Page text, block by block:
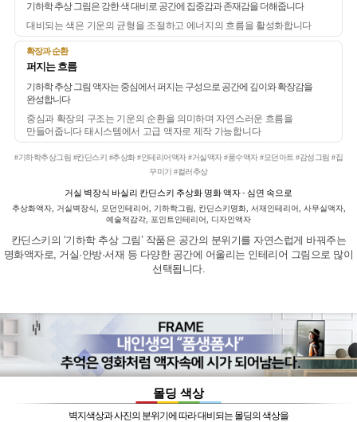
기하학 추상 그림은 강한 색 대비로 공간에 집중감과 존재감을 더해줍니다
대비되는 색은 기운의 균형을 조절하고 에너지의 흐름을 활성화합니다
확장과 순환
퍼지는 흐름
기하학 추상 그림 액자는 중심에서 퍼지는 구성으로 공간에 깊이와 확장감을
완성합니다
중심과 확장의 구조는 기운의 순환을 의미하며 자연스러운 흐름을
만들어줍니다 태시스템에서 고급 액자로 제작 가능합니다
#기하학추상그림 #칸딘스키 #추상화 #인테리어액자 #거실액자 #풍수액자 #모던아트 #감성그림 #집
꾸미기 #컬러추상
거실 벽장식 바실리 칸딘스키 추상화 명화 액자 - 심연 속으로
추상화액자, 거실벽장식, 모던인테리어, 기하학그림, 칸딘스키명화, 서재인테리어, 사무실액자,
예술적감각, 포인트인테리어, 디자인액자
칸딘스키의 ‘기하학 추상 그림’ 작품은 공간의 분위기를 자연스럽게 바꿔주는
명화액자로, 거실·안방·서재 등 다양한 공간에 어울리는 인테리어 그림으로 많이
선택됩니다.
몰딩 색상
벽지색상과 사진의 분위기에 따라 대비되는 몰딩의 색상을